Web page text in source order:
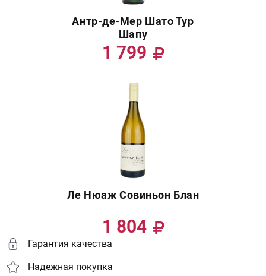
Антр-де-Мер Шато Тур
Шапу
1 799
Ле Нюаж Совиньон Блан
1 804
Гарантия качества
Надежная покупка